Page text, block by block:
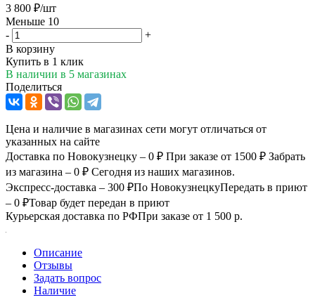
3 800 ₽/шт
Меньше 10
-
+
В корзину
Купить в 1 клик
В наличии в 5 магазинах
Поделиться
Цена и наличие в магазинах сети могут отличаться от
указанных на сайте
Доставка по Новокузнецку – 0 ₽ При заказе от 1500 ₽ Забрать
из магазина – 0 ₽ Сегодня из наших магазинов.
Экспресс-доставка – 300 ₽По НовокузнецкуПередать в приют
– 0 ₽Товар будет передан в приют
Курьерская доставка по РФПри заказе от 1 500 р.
Описание
Отзывы
Задать вопрос
Наличие